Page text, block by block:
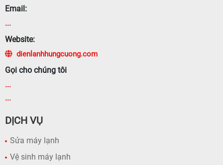
Email:
...
Website:
dienlanhhungcuong.com
Gọi cho chúng tôi
...
...
DỊCH VỤ
Sửa máy lạnh
Vệ sinh máy lạnh